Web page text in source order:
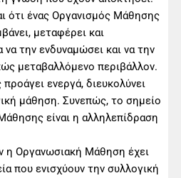
ότι ένας Oργανισμός Μάθησης
μεταφέρει και
την ενδυναμώσει και να την
μεταβαλλόμενο περιβάλλον.
ενεργά, διευκολύνει
μάθηση. Συνεπώς, το σημείο
είναι η αλληλεπίδραση
η Οργανωσιακή Μάθηση έχει
που ενισχύουν την συλλογική